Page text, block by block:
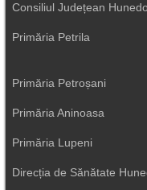
Consiliul Județean
Primăria Petrila
Primăria Petroșani
Primăria Aninoasa
Primăria Lupeni
Direcția de Sănătate